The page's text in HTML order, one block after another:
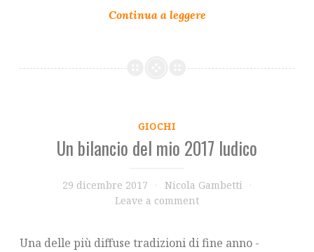
GIOCHI
Un bilancio del mio 2017 ludico
29 dicembre 2017
Nicola Gambetti
Leave a comment
Una delle più diffuse tradizioni di fine anno -